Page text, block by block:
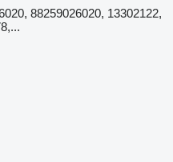
88259026020, 13302122,